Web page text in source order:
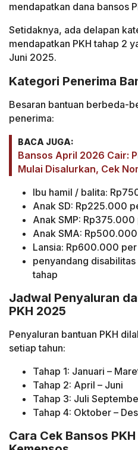
mendapatkan dana bansos
Setidaknya, ada delapan
mendapatkan PKH tahap 2
Juni 2025.
Kategori Penerima
Besaran bantuan berbeda-
penerima:
BACA JUGA:
Bansos April 2026 Cair:
Mulai Disalurkan, Cek
Ibu hamil / balita:
Anak SD: Rp225.000
Anak SMP: Rp375.000
Anak SMA:
Lansia: Rp600.000 per
penyandang
tahap
Jadwal Penyaluran
PKH 2025
Penyaluran bantuan PKH
setiap tahun:
Tahap 1: Januari –
Tahap 2: April – Juni
Tahap 3: Juli
Tahap 4: Oktober –
Cara Cek Bansos